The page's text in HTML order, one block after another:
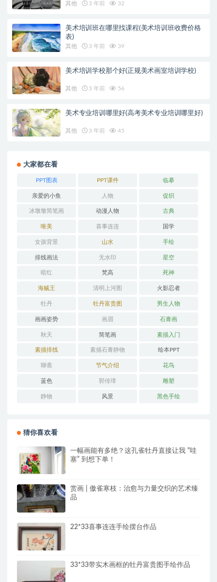
其他 3 年前 32
美术培训班在哪里找课程(美术培训班收费价格
表)
其他 3 年前 39
美术培训学校那个好(正规美术画室培训学校)
其他 3 年前 56
美术专业培训哪里好(高考美术专业培训哪里好)
其他 3 年前 45
大家都在看
PPT图表 PPT课件 临摹
亲爱的小鱼 人物 促织
冰墩墩简笔画 动漫人物 古典
唯美 喜事连连 国学
女孩背景 山水 手绘
排线画法 无水印 星空
暗红 梵高 死神
海贼王 清明上河图 火影忍者
牡丹 牡丹富贵图 男生人物
画画姿势 画眉 石膏画
秋天 简笔画 素描入门
素描排线 素描石膏静物 绘本PPT
聊斋 节气介绍 花鸟
蓝色 郭传璋 雕塑
静物 风景 黑色手绘
猜你喜欢看
一幅画能有多绝？这孔雀牡丹直接让我 “哇
塞” 到想下单！
赏画 | 傲雀寒枝：治愈与力量交织的艺术臻
品
22*33喜事连连手绘摆台作品
33*33带实木画框的牡丹富贵图手绘作品